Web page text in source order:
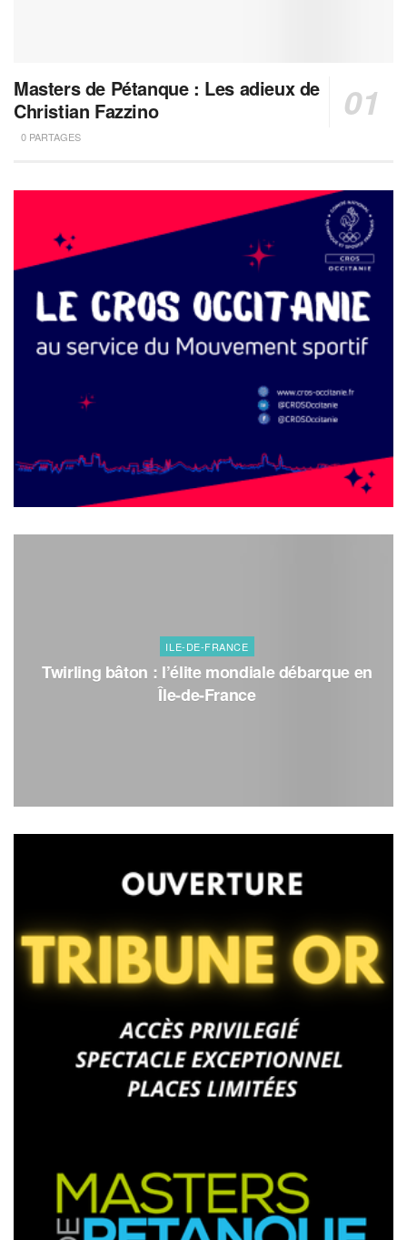
Masters de Pétanque : Les adieux de
Christian Fazzino
0 PARTAGES
ILE-DE-FRANCE
Twirling bâton : l’élite mondiale débarque en
Île-de-France